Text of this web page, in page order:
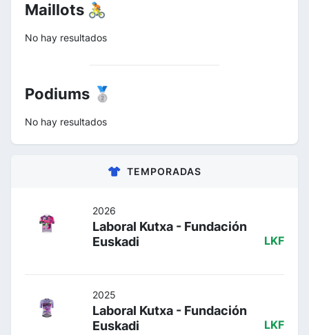
Maillots 🚴
No hay resultados
Podiums 🥈
No hay resultados
TEMPORADAS
2026
Laboral Kutxa - Fundación
Euskadi
LKF
2025
Laboral Kutxa - Fundación
Euskadi
LKF